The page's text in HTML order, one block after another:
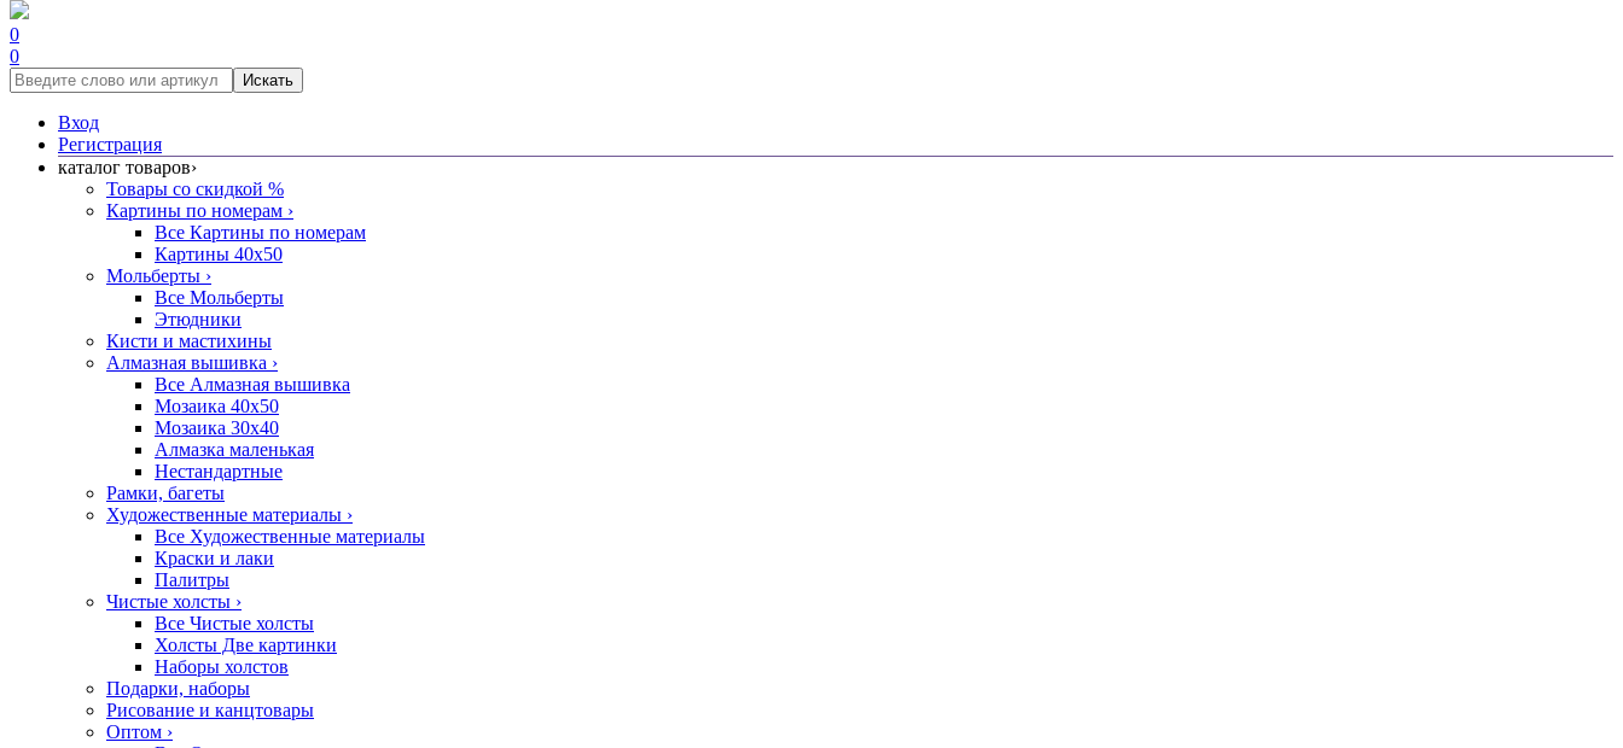
0
0
Искать
Вход
Регистрация
каталог товаров›
Товары со скидкой %
Картины по номерам ›
Все Картины по номерам
Картины 40x50
Мольберты ›
Все Мольберты
Этюдники
Кисти и мастихины
Алмазная вышивка ›
Все Алмазная вышивка
Мозаика 40x50
Мозаика 30x40
Алмазка маленькая
Нестандартные
Рамки, багеты
Художественные материалы ›
Все Художественные материалы
Краски и лаки
Палитры
Чистые холсты ›
Все Чистые холсты
Холсты Две картинки
Наборы холстов
Подарки, наборы
Рисование и канцтовары
Оптом ›